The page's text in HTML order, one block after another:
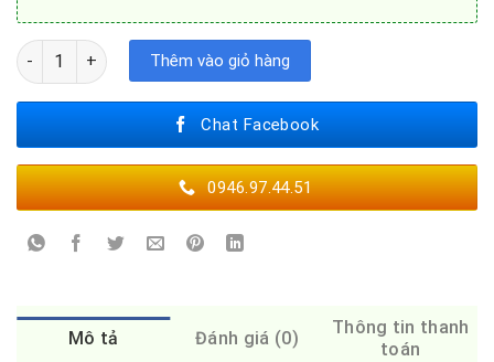
BẾP TỪ KAFF KF - IH201II số lượng
Thêm vào giỏ hàng
Chat Facebook
0946.97.44.51
Mô tả Đánh giá (0)
Thông tin thanh
toán